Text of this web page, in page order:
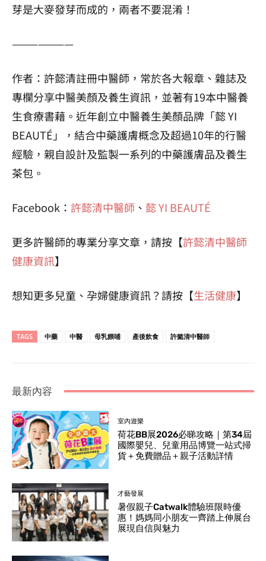
芽是大麥發芽而成的，兩者不要混淆！
———————
作者：許懿清註冊中醫師，常於各大報章、雜誌及
專欄分享中醫美顏及養生資訊，並著有19本中醫養
生食療書藉。近年創立中醫養生美顏品牌「懿 YI
BEAUTÉ」，結合中藥護膚概念及超過10年的行醫
經驗，親自設計及監製一系列的中藥護膚品及養生
茶包。
Facebook： 許懿清中醫師 、 懿 YI BEAUTÉ
更多許醫師的專業分享文章，請按【許懿清中醫師
健康資訊】
想知更多兒童、孕婦健康資訊？請按【生活健康】
TAGS 中藥 中醫 母乳餵哺 產後飲食 許懿清中醫師
最新內容
室內遊樂
荷花BB展2026必睇攻略｜第34屆
國際嬰兒、兒童用品博覽一站式掃
貨＋免費贈品＋親子活動詳情
才藝發展
暑假親子Catwalk體驗班限時優
惠！媽媽同小朋友一齊踏上伸展台
展現自信與魅力